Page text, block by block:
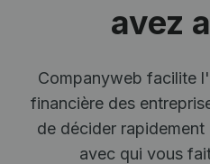
avez
Companyweb facilite
financière des
de décider
avec qui vous